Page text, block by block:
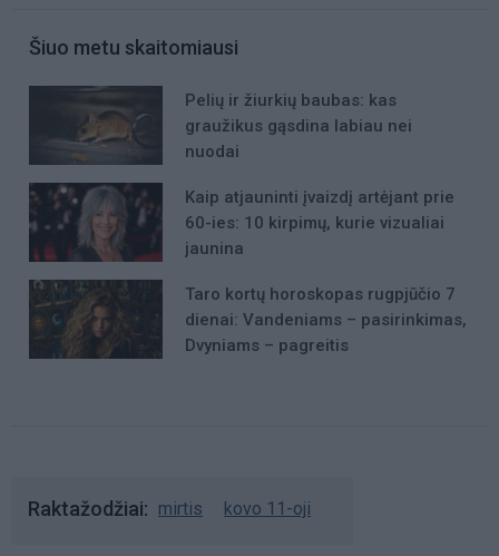
Šiuo metu skaitomiausi
Pelių ir žiurkių baubas: kas
graužikus gąsdina labiau nei
nuodai
Kaip atjauninti įvaizdį artėjant prie
60-ies: 10 kirpimų, kurie vizualiai
jaunina
Taro kortų horoskopas rugpjūčio 7
dienai: Vandeniams – pasirinkimas,
Dvyniams – pagreitis
Raktažodžiai mirtis kovo 11-oji